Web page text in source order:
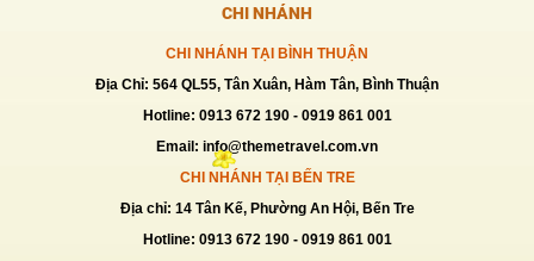
TOUR ĐÀ LẠT 3 Ngày 2 Đêm
Giá:1,890,000 VNĐ
TOUR ĐÀ LẠT 2N2D
Giá:1,789,000 VNĐ
CHI NHÁNH
CHI NHÁNH TẠI BÌNH THUẬN
Địa Chỉ: 564 QL55, Tân Xuân, Hàm Tân, Bình Thuận
Hotline: 0913 672 190 - 0919 861 001
Email: info@themetravel.com.vn
CHI NHÁNH TẠI BẾN TRE
Địa chỉ: 14 Tân Kế, Phường An Hội, Bến Tre
Hotline: 0913 672 190 - 0919 861 001